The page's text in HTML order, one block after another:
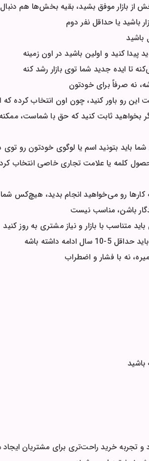
از بازار موفق بشید، بقیه بخش‌ها هم
باشید یا حداقل نفر دوم
باشید
پیدا کنید و اولین باشید در اون زمینه
ایده جدید شما توی بازار رشد کنه
نه صرفاً برای خودتون
رو باور کنید، چون اون انتخاب کرده که
ثابت کنید که حق با شماست،
باید بتونید اسم یا لوگوی خودتون رو
کلمه یا علامت تجاری خاصی انتخاب
رو می‌خواهید انجام بدید، هیچ‌کس
باشن، مناسب نیست
متناسب با بازار و نیاز مشتری به روز کنید
داشته باشه
نه با فشار و اضطراب
و تجربه خرید راحت‌تری برای مشتریان